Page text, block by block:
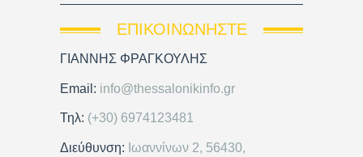
ΕΠΙΚΟΙΝΩΝΉΣΤΕ
ΓΙΑΝΝΗΣ ΦΡΑΓΚΟΥΛΗΣ
Email: info@thessalonikinfo.gr
Τηλ: (+30) 6974123481
Διεύθυνση: Ιωαννίνων 2, 56430,